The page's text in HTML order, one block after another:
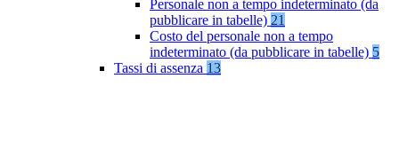
Personale non a tempo indeterminato (da
pubblicare in tabelle) 21
Costo del personale non a tempo
indeterminato (da pubblicare in tabelle) 5
Tassi di assenza 13